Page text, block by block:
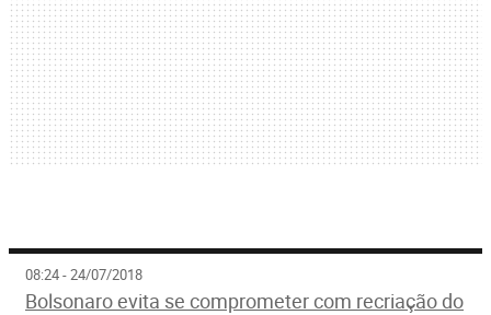
08:24 - 24/07/2018
Bolsonaro evita se comprometer com recriação do